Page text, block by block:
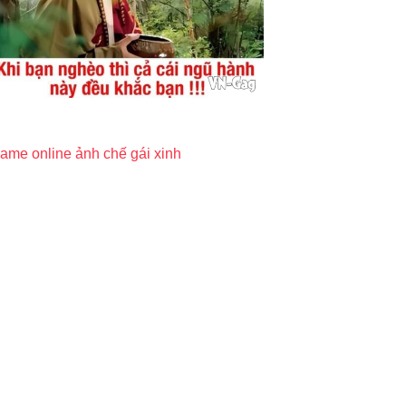
online ảnh chế gái xinh